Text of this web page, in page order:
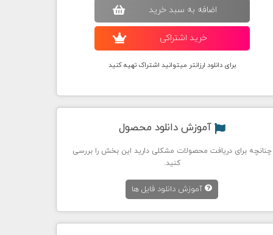
اضافه به سبد خريد
خريد اشتراکی
برای دانلود ارزانتر میتوانید اشتراک تهیه کنید
آموزش دانلود محصول
چنانچه برای دریافت محصولات مشکلی دارید این بخش را بررسی
کنید.
آموزش دانلود فایل ها